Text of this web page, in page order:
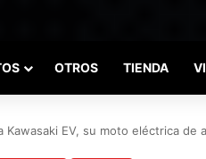
OTROS TIENDA
Kawasaki EV, su moto eléctrica de